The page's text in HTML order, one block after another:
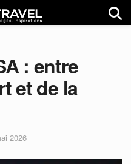
: entre
et de la
2026